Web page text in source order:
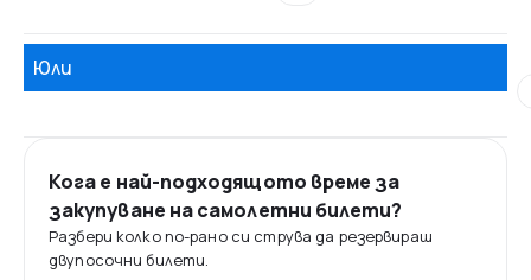
Юли
Кога е най-подходящото време за
закупуване на самолетни билети?
Разбери колко по-рано си струва да резервираш
двупосочни билети.